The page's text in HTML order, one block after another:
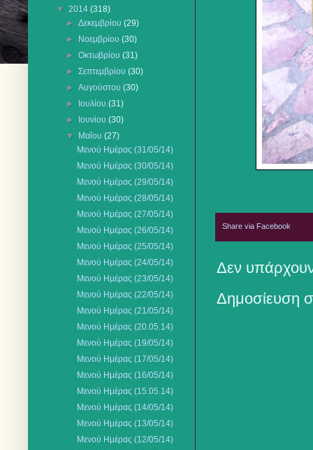
Share via Facebook
Δεν
Δημοσίευση
▼ 2014 (318)
►Δεκεμβρίου(29)
►
Νοεμβρίου(30)
►Οκτωβρίου(31)
►Σεπτεμβρίου(30)
►Αυγούστου(30)
►
Ιουλίου(31)
►
Ιουνίου(30)
▼
Μαΐου(27)
Μενού Ημέρας (31/05/14)
Μενού Ημέρας (30/05/14)
Μενού Ημέρας (29/05/14)
Μενού Ημέρας (28/05/14)
Μενού Ημέρας (27/05/14)
Μενού Ημέρας (26/05/14)
Μενού Ημέρας (25/05/14)
Μενού Ημέρας (24/05/14)
Μενού Ημέρας (23/05/14)
Μενού Ημέρας (22/05/14)
Μενού Ημέρας (21/05/14)
Μενού Ημέρας (20.05.14)
Μενού Ημέρας (19/05/14)
Μενού Ημέρας (17/05/14)
Μενού Ημέρας (16/05/14)
Μενού Ημέρας (15.05.14)
Μενού Ημέρας (14/05/14)
Μενού Ημέρας (13/05/14)
Μενού Ημέρας (12/05/14)